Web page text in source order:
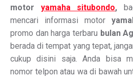
motor yamaha situbondo,
mencari informasi motor
promo dan harga terbaru bulan
berada di tempat yang tepat,
cukup disini saja. Anda bisa
nomor telpon atau wa di bawah